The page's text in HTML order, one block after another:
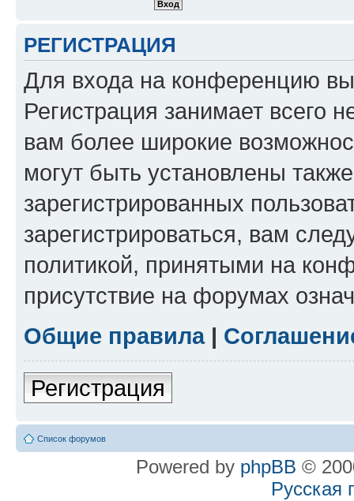
РЕГИСТРАЦИЯ
Для входа на конференцию
Регистрация занимает всего
вам более широкие
могут быть установлены
зарегистрированных
зарегистрироваться, вам
политикой, принятыми на
присутствие на форумах
Общие правила|
Регистрация
Список форумов
Powered by phpBB ©
Русская